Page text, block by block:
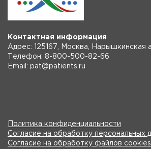
Контактная информация
Адрес: 125167, Москва, Нарышкинская
Телефон: 8-800-500-82-66
Email: pat@patients.ru
Политика конфиденциальности
Согласие на обработку персональных
Согласие на обработку файлов cookies